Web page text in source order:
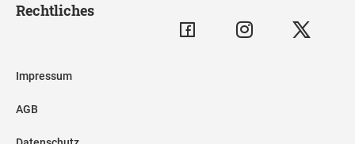
Rechtliches
Impressum
AGB